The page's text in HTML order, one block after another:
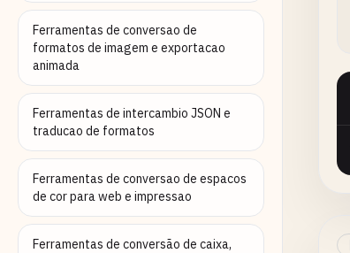
Ferramentas de conversao de
formatos de imagem e exportacao
animada
Ferramentas de intercambio JSON e
traducao de formatos
Ferramentas de conversao de espacos
de cor para web e impressao
Ferramentas de conversão de caixa,